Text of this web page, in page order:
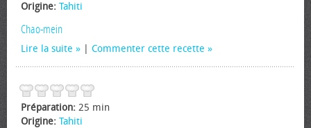
Origine: Tahiti
Chao-mein
Lire la suite Commenter cette recette
Préparation: 25 min
Origine: Tahiti